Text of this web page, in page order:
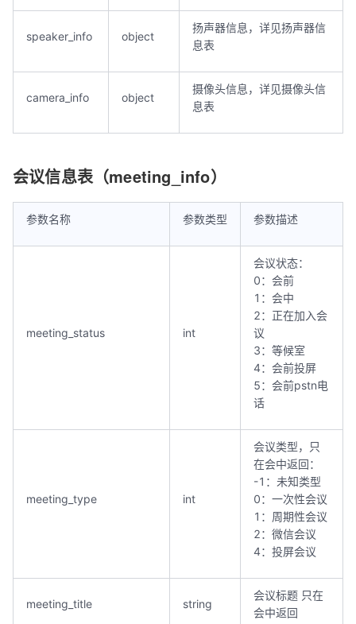
speaker_info object
扬声器信息，详见扬声器信
息表
camera_info object
摄像头信息，详见摄像头信
息表
会议信息表（meeting_info）
参数名称 参数类型 参数描述
meeting_status int
会议状态：
0：会前
1：会中
2：正在加入会
议
3：等候室
4：会前投屏
5：会前pstn电
话
meeting_type int
会议类型，只
在会中返回：
-1：未知类型
0：一次性会议
1：周期性会议
2：微信会议
4：投屏会议
meeting_title string
会议标题 只在
会中返回